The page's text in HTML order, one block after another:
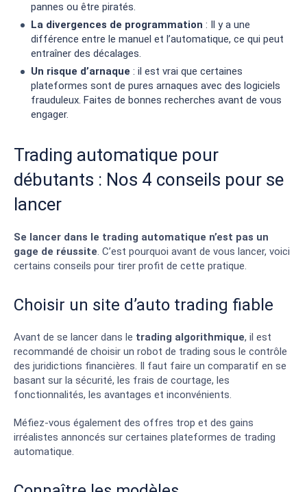
pannes ou être piratés.
La divergences de programmation : Il y a une
différence entre le manuel et l’automatique, ce qui peut
entraîner des décalages.
Un risque d’arnaque : il est vrai que certaines
plateformes sont de pures arnaques avec des logiciels
frauduleux. Faites de bonnes recherches avant de vous
engager.
Trading automatique pour
débutants : Nos 4 conseils pour se
lancer
Se lancer dans le trading automatique n’est pas un
gage de réussite. C’est pourquoi avant de vous lancer, voici
certains conseils pour tirer profit de cette pratique.
Choisir un site d’auto trading fiable
Avant de se lancer dans le trading algorithmique, il est
recommandé de choisir un robot de trading sous le contrôle
des juridictions financières. Il faut faire un comparatif en se
basant sur la sécurité, les frais de courtage, les
fonctionnalités, les avantages et inconvénients.
Méfiez-vous également des offres trop et des gains
irréalistes annoncés sur certaines plateformes de trading
automatique.